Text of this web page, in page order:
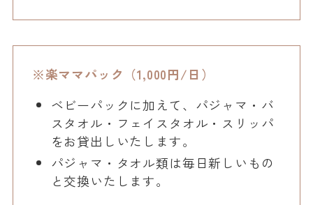
※楽ママパック（1,000円/日）
ベビーパックに加えて、パジャマ・バ
スタオル・フェイスタオル・スリッパ
をお貸出しいたします。
パジャマ・タオル類は毎日新しいもの
と交換いたします。